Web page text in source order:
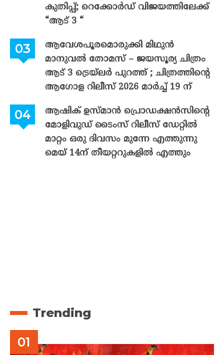
കുതിപ്പ്; റെക്കോർഡ് വിജയത്തിലേക്ക്
“ആട് 3 “
ആവേശപൂരമൊരുക്കി മിഥുൻ
മാനുവൽ തോമസ് – ജയസൂര്യ ചിത്രം
ആട് 3 ട്രെയ്‌ലർ പുറത്ത് ; ചിത്രത്തിന്റെ
ആഗോള റിലീസ് 2026 മാർച്ച് 19 ന്
ആഷിക് ഉസ്മാൻ പ്രൊഡക്ഷൻസിന്റെ
മോളിവുഡ് ടൈംസ് റിലീസ് ഡേറ്റിൽ
മാറ്റം ഒരു ദിവസം മുന്നേ എത്തുന്നു
മെയ് 14ന് തീയറ്ററുകളിൽ എത്തും
Trending